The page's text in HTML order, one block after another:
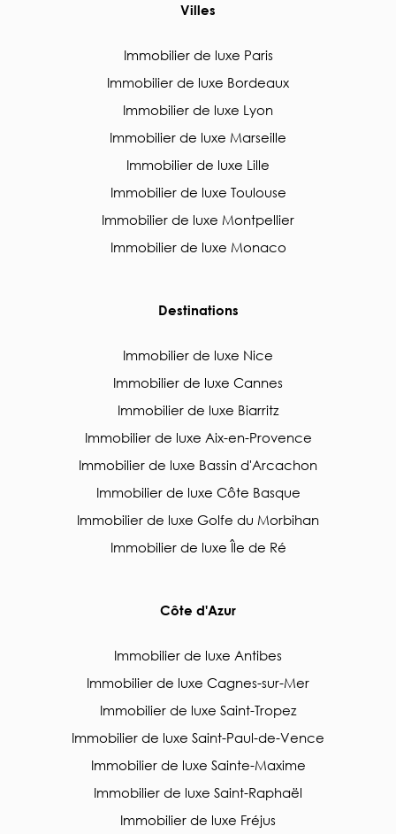
Villes
Immobilier de luxe Paris
Immobilier de luxe Bordeaux
Immobilier de luxe Lyon
Immobilier de luxe Marseille
Immobilier de luxe Lille
Immobilier de luxe Toulouse
Immobilier de luxe Montpellier
Immobilier de luxe Monaco
Destinations
Immobilier de luxe Nice
Immobilier de luxe Cannes
Immobilier de luxe Biarritz
Immobilier de luxe Aix-en-Provence
Immobilier de luxe Bassin d'Arcachon
Immobilier de luxe Côte Basque
Immobilier de luxe Golfe du Morbihan
Immobilier de luxe Île de Ré
Côte d'Azur
Immobilier de luxe Antibes
Immobilier de luxe Cagnes-sur-Mer
Immobilier de luxe Saint-Tropez
Immobilier de luxe Saint-Paul-de-Vence
Immobilier de luxe Sainte-Maxime
Immobilier de luxe Saint-Raphaël
Immobilier de luxe Fréjus